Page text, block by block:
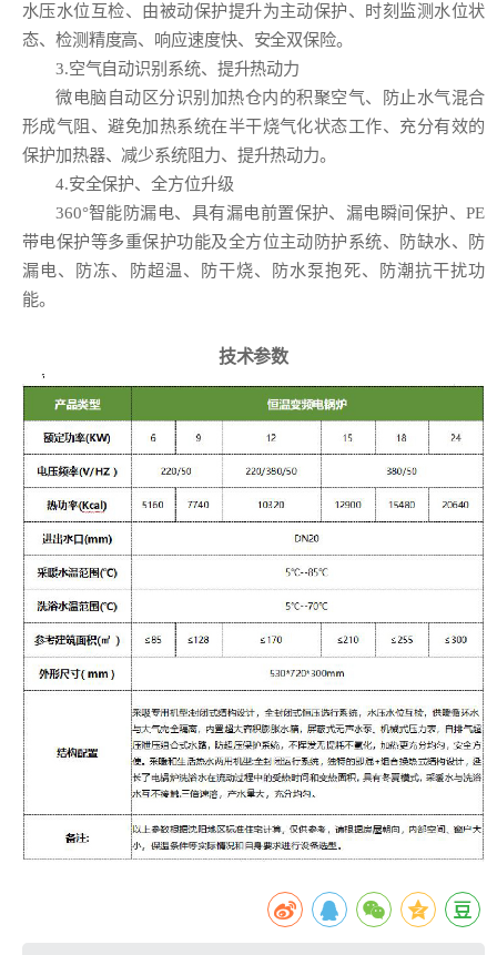
水压水位互检、由被动保护提升为主动保护、时刻监测水位状
态、检测精度高、响应速度快、安全双保险。
3.空气自动识别系统、提升热动力
微电脑自动区分识别加热仓内的积聚空气、防止水气混合
形成气阻、避免加热系统在半干烧气化状态工作、充分有效的
保护加热器、减少系统阻力、提升热动力。
4.安全保护、全方位升级
360°智能防漏电、具有漏电前置保护、漏电瞬间保护、PE
带电保护等多重保护功能及全方位主动防护系统、防缺水、防
漏电、防冻、防超温、防干烧、防水泵抱死、防潮抗干扰功
能。
技术参数